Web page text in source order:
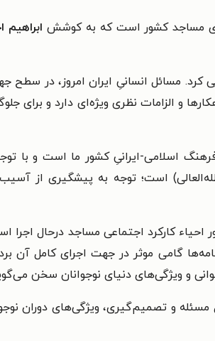
مساجد کشور است که به کوشش ابراهیم
مسائل انسانیِ ایران امروز، در سطح
و الزامات نظری ویژه‌ای دارد و برای
اسلامی-ایرانیِ کشور ما است و با
است؛ توجه به پیشگیری از
کارکرد اجتماعی مساجد درحال اجرا
گامی موثر در جهت اجرای کامل آن
و ویژگی‌های دنیای نوجوانان سخن
مسئله و تصمیم‌گیری، ویژگی‌های دوران